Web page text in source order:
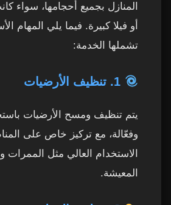
المنازل بجميع أحجامها، سواء
أو فيلا كبيرة. فيما يلي المهام
تشملها الخدمة:
يتم تنظيف ومسح الأرضيات
وفعّالة، مع تركيز خاص على
الاستخدام العالي مثل
المعيشة.